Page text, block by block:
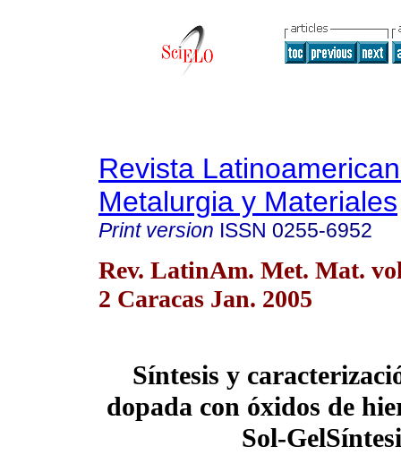
Revista
Metalurgia y Materiales
Print version ISSN 0255-6952
Rev. LatinAm. Met. Mat.
2 Caracas Jan. 2005
Síntesis y
dopada con óxidos de
Sol-